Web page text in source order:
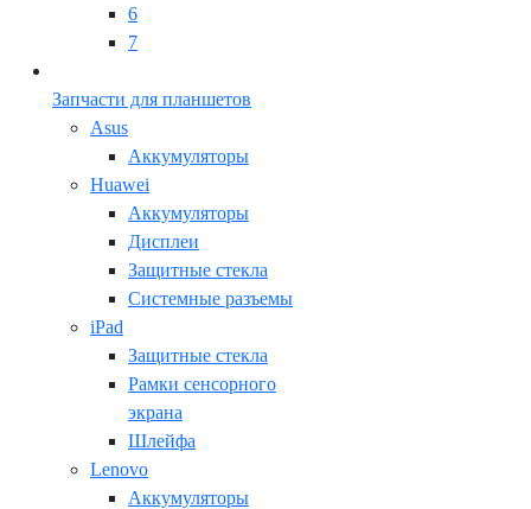
6
7
Запчасти для планшетов
Asus
Аккумуляторы
Huawei
Аккумуляторы
Дисплеи
Защитные стекла
Системные разъемы
iPad
Защитные стекла
Рамки сенсорного
экрана
Шлейфа
Lenovo
Аккумуляторы